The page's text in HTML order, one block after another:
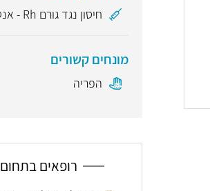
חיסון נגד גורם Rh - אנטי D
מונחים קשורים
הפריה
רופאים בתחום